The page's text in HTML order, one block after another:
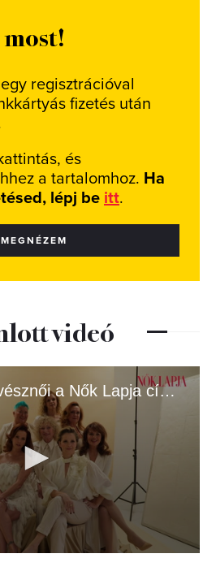
regisztrációval
fizetés után
és
a tartalomhoz. Ha
lépj be itt.
MEGNÉZEM
videó
A Játékszín művésznői a Nők Lapja címlapján